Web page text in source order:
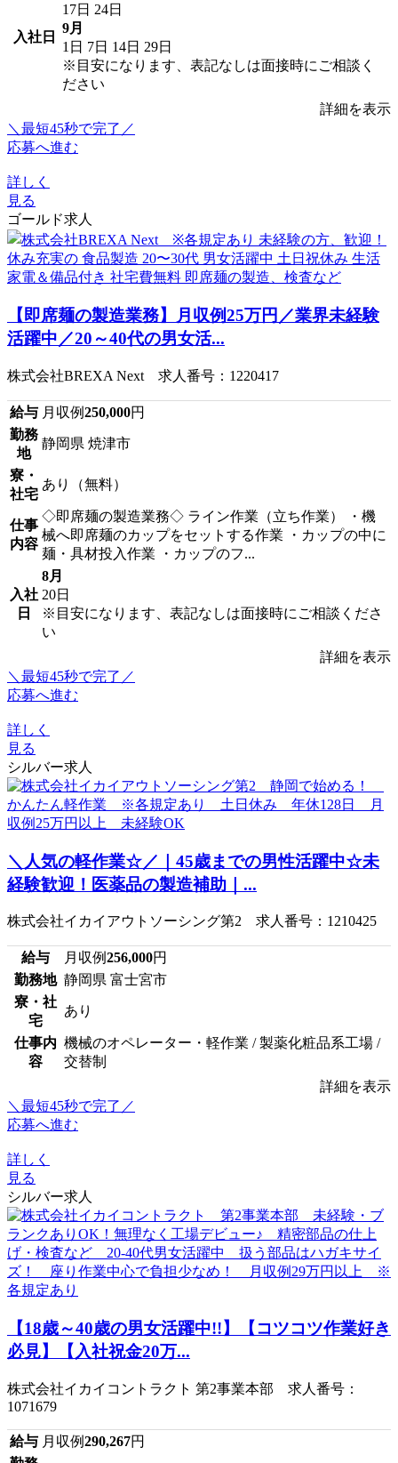
入社日
17日 24日
9月
1日 7日 14日 29日
※目安になります、表記なしは面接時にご相談く
ださい
詳細を表示
＼最短45秒で完了／
応募へ進む
詳しく
見る
ゴールド求人
【即席麺の製造業務】月収例25万円／業界未経験
活躍中／20～40代の男女活...
株式会社BREXA Next 求人番号：1220417
給与 月収例250,000円
勤務
地
静岡県 焼津市
寮・
社宅
あり（無料）
仕事
内容
◇即席麺の製造業務◇ ライン作業（立ち作業） ・機
械へ即席麺のカップをセットする作業 ・カップの中に
麺・具材投入作業 ・カップのフ...
入社
日
8月
20日
※目安になります、表記なしは面接時にご相談くださ
い
詳細を表示
＼最短45秒で完了／
応募へ進む
詳しく
見る
シルバー求人
＼人気の軽作業☆／｜45歳までの男性活躍中☆未
経験歓迎！医薬品の製造補助｜...
株式会社イカイアウトソーシング第2 求人番号：1210425
給与 月収例256,000円
勤務地 静岡県 富士宮市
寮・社
宅
あり
仕事内
容
機械のオペレーター・軽作業 / 製薬化粧品系工場 /
交替制
詳細を表示
＼最短45秒で完了／
応募へ進む
詳しく
見る
シルバー求人
【18歳～40歳の男女活躍中!!】【コツコツ作業好き
必見】【入社祝金20万...
株式会社イカイコントラクト 第2事業本部 求人番号：
1071679
給与 月収例290,267円